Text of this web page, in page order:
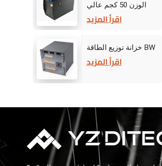
الوزن 50 كجم عالي
الأداء للمسرح
اقرأ المزيد
خزانة توزيع الطاقة BW
اقرأ المزيد